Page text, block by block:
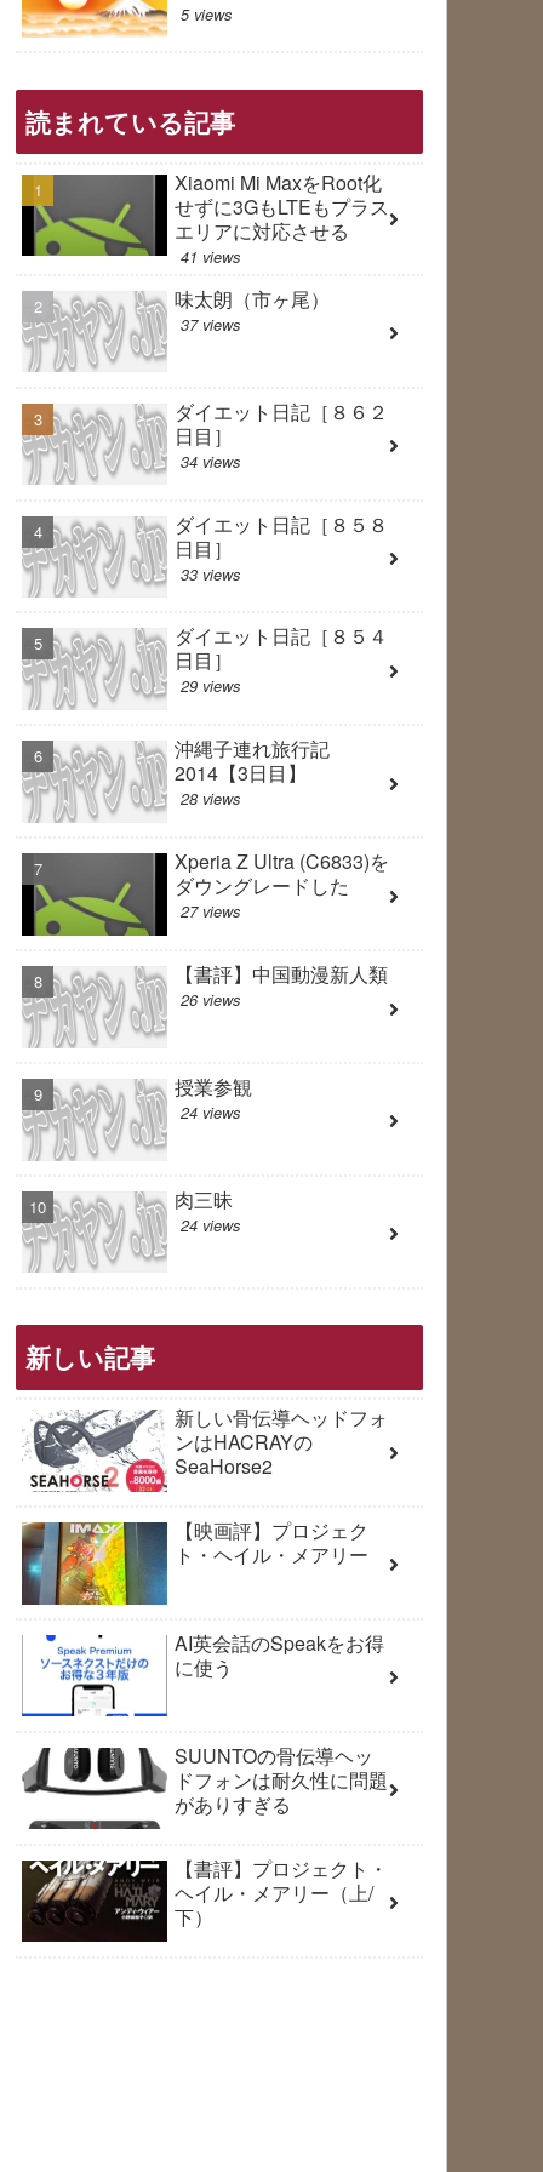
5 views
読まれている記事
Xiaomi Mi MaxをRoot化
せずに3GもLTEもプラス
エリアに対応させる
41 views
味太朗（市ヶ尾）
37 views
ダイエット日記［８６２
日目］
34 views
ダイエット日記［８５８
日目］
33 views
ダイエット日記［８５４
日目］
29 views
沖縄子連れ旅行記
2014【3日目】
28 views
Xperia Z Ultra (C6833)を
ダウングレードした
27 views
【書評】中国動漫新人類
26 views
授業参観
24 views
肉三昧
24 views
新しい記事
新しい骨伝導ヘッドフォ
ンはHACRAYの
SeaHorse2
【映画評】プロジェク
ト・ヘイル・メアリー
AI英会話のSpeakをお得
に使う
SUUNTOの骨伝導ヘッ
ドフォンは耐久性に問題
がありすぎる
【書評】プロジェクト・
ヘイル・メアリー（上/
下）